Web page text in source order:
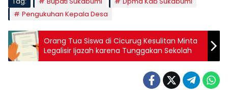
Pengukuhan Kepala Desa
Orang Tua Siswa di Cicurug Kesulitan Minta
Legalisir Ijazah karena Tunggakan Sekolah